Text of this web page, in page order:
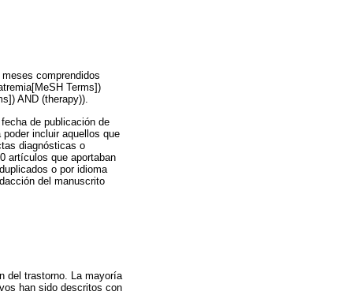
comprendidos
Terms])
AND (therapy)).
de publicación de
incluir aquellos que
diagnósticas o
artículos que aportaban
o por idioma
del manuscrito
del trastorno. La mayoría
han sido descritos con